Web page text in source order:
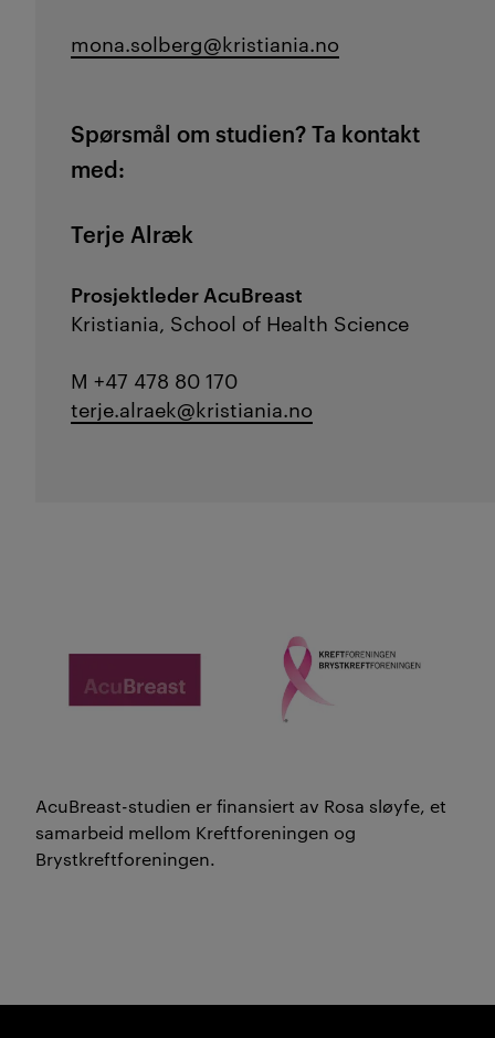
mona.solberg@kristiania.no
Spørsmål om studien? Ta kontakt
med:
Terje Alræk
Prosjektleder AcuBreast
Kristiania, School of Health Science
M +47 478 80 170
terje.alraek@kristiania.no
AcuBreast-studien er finansiert av Rosa sløyfe, et
samarbeid mellom Kreftforeningen og
Brystkreftforeningen.